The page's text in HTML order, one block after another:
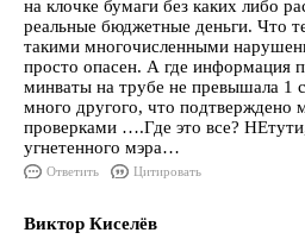
на клочке бумаги без каких либо
реальные бюджетные деньги. Что
такими многочисленными
просто опасен. А где информация
минваты на трубе не превышала
много другого, что подтверждено
проверками ….Где это все?
угнетенного мэра…
Ответить Цитировать
Виктор Киселёв